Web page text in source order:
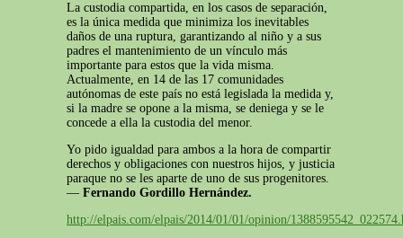
La custodia compartida, en los casos de separación,
es la única medida que minimiza los inevitables
daños de una ruptura, garantizando al niño y a sus
padres el mantenimiento de un vínculo más
importante para estos que la vida misma.
Actualmente, en 14 de las 17 comunidades
autónomas de este país no está legislada la medida y,
si la madre se opone a la misma, se deniega y se le
concede a ella la custodia del menor.
Yo pido igualdad para ambos a la hora de compartir
derechos y obligaciones con nuestros hijos, y justicia
paraque no se les aparte de uno de sus progenitores.
— Fernando Gordillo Hernández.
http://elpais.com/elpais/2014/01/01/opinion/